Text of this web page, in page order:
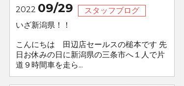
2022 09/29
スタッフブログ
いざ新潟県！！
こんにちは 田辺店セールスの槌本です 先
日お休みの日に新潟県の三条市へ１人で片
道９時間車を走ら...